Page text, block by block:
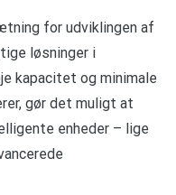
for udviklingen af
løsninger i
kapacitet og minimale
gør det muligt at
enheder – lige